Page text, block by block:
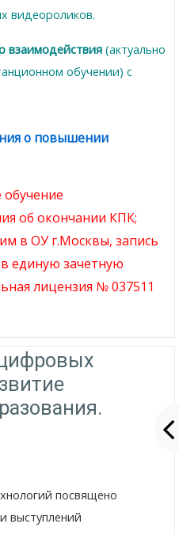
видеороликов.
взаимодействия (актуально
обучении) с
о повышении
об окончании КПК;
в ОУ г.Москвы, запись
единую зачетную
лицензия № 037511
посвящено
выступлений